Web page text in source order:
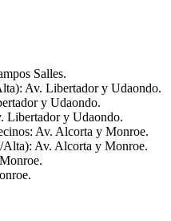
Salles.
Av. Libertador y Udaondo.
y Udaondo.
Libertador y Udaondo.
Av. Alcorta y Monroe.
Alta): Av. Alcorta y Monroe.